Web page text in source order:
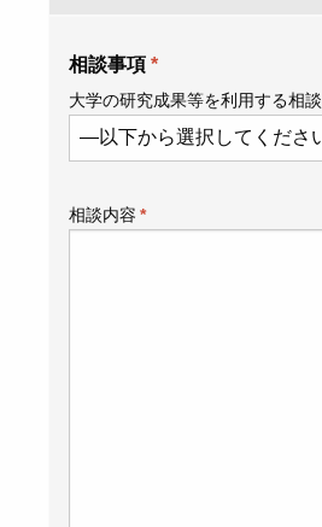
相談事項 *
大学の研究成果等を利用する相談
相談内容 *